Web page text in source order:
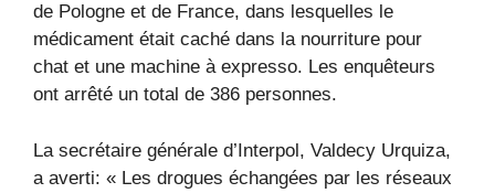
de Pologne et de France, dans lesquelles le
médicament était caché dans la nourriture pour
chat et une machine à expresso. Les enquêteurs
ont arrêté un total de 386 personnes.
La secrétaire générale d’Interpol, Valdecy Urquiza,
a averti: « Les drogues échangées par les réseaux